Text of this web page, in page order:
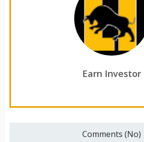
Earn Investor
Comments (No)